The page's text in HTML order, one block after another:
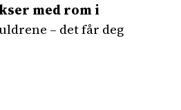
med rom i
– det får deg